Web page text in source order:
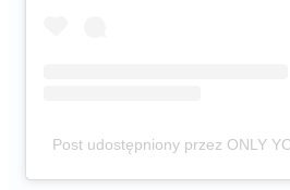
Post udostępniony przez ONLY